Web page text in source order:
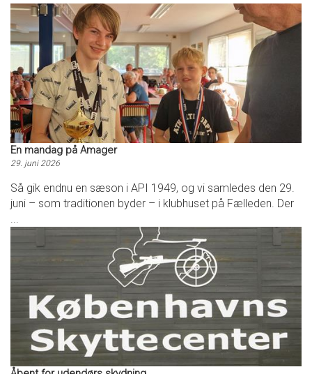
En mandag på Amager
29. juni 2026
Så gik endnu en sæson i API 1949, og vi samledes den 29.
juni – som traditionen byder – i klubhuset på Fælleden. Der